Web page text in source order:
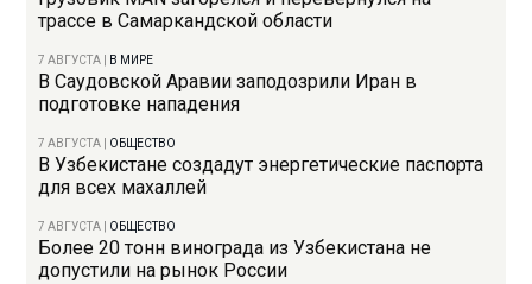
трассе в Самаркандской области
7 АВГУСТА В МИРЕ
В Саудовской Аравии заподозрили Иран в
подготовке нападения
7 АВГУСТА ОБЩЕСТВО
В Узбекистане создадут энергетические паспорта
для всех махаллей
7 АВГУСТА ОБЩЕСТВО
Более 20 тонн винограда из Узбекистана не
допустили на рынок России